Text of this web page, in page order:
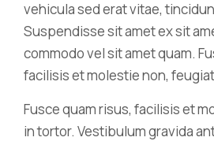
vehicula sed erat vitae,
Suspendisse sit amet ex sit
commodo vel sit amet quam.
facilisis et molestie non,
Fusce quam risus, facilisis et
in tortor. Vestibulum gravida